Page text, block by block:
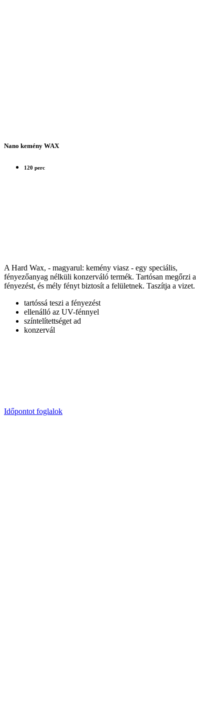
Nano kemény WAX
120 perc
A Hard Wax, - magyarul: kemény viasz - egy speciális,
fényezőanyag nélküli konzerváló termék. Tartósan megőrzi a
fényezést, és mély fényt biztosít a felületnek. Taszítja a vizet.
tartóssá teszi a fényezést
ellenálló az UV-fénnyel
színtelítettséget ad
konzervál
Időpontot foglalok